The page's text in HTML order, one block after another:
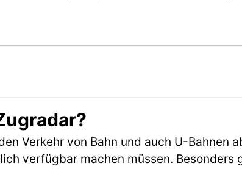
Verkehr von Bahn und auch U-Bahnen
verfügbar machen müssen.